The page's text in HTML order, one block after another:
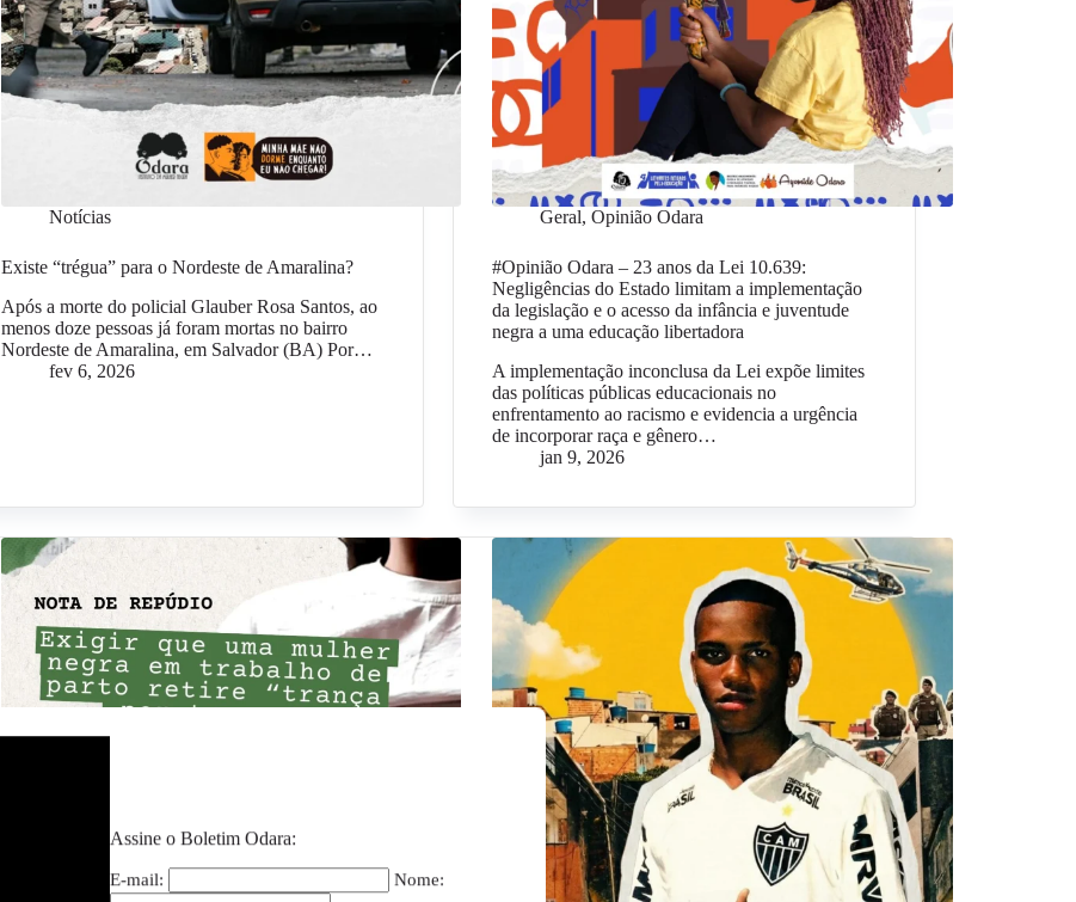
Assine o Boletim Odara:
E-mail: Nome:
Notícias
Existe “trégua” para o Nordeste de Amaralina?
Após a morte do policial Glauber Rosa Santos, ao
menos doze pessoas já foram mortas no bairro
Nordeste de Amaralina, em Salvador (BA) Por…
fev 6, 2026
Geral,Opinião Odara
#Opinião Odara – 23 anos da Lei 10.639:
Negligências do Estado limitam a implementação
da legislação e o acesso da infância e juventude
negra a uma educação libertadora
A implementação inconclusa da Lei expõe limites
das políticas públicas educacionais no
enfrentamento ao racismo e evidencia a urgência
de incorporar raça e gênero…
jan 9, 2026